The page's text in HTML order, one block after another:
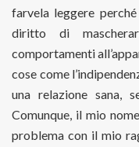
farvela leggere
diritto di
comportamenti
cose come
una relazione sana,
Comunque, il mio
problema con il mio